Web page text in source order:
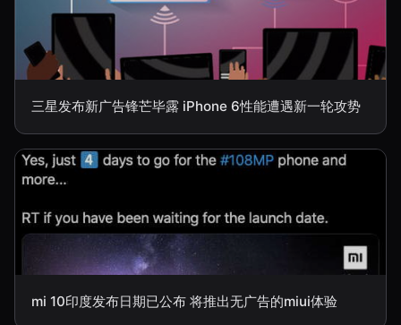
三星发布新广告锋芒毕露 iPhone 6性能遭遇新一轮攻势
mi 10印度发布日期已公布 将推出无广告的miui体验